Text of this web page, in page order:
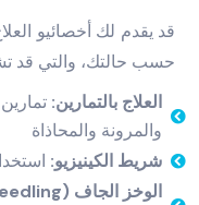
قد يقدم لك أخصائيو
حسب حالتك، والتي قد
العلاج بالتمارين:
والمرونة والمحاذاة
شريط الكينيزيو:
الوخز الجاف (Dry Needling):